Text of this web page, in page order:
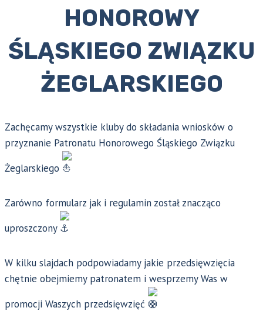
HONOROWY
ŚLĄSKIEGO ZWIĄZKU
ŻEGLARSKIEGO
Zachęcamy wszystkie kluby do składania wniosków o
przyznanie Patronatu Honorowego Śląskiego Związku
Żeglarskiego
Zarówno formularz jak i regulamin został znacząco
uproszczony
W kilku slajdach podpowiadamy jakie przedsięwzięcia
chętnie obejmiemy patronatem i wesprzemy Was w
promocji Waszych przedsięwzięć